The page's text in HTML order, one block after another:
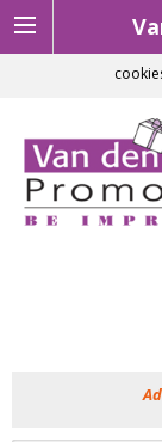
Om onze website